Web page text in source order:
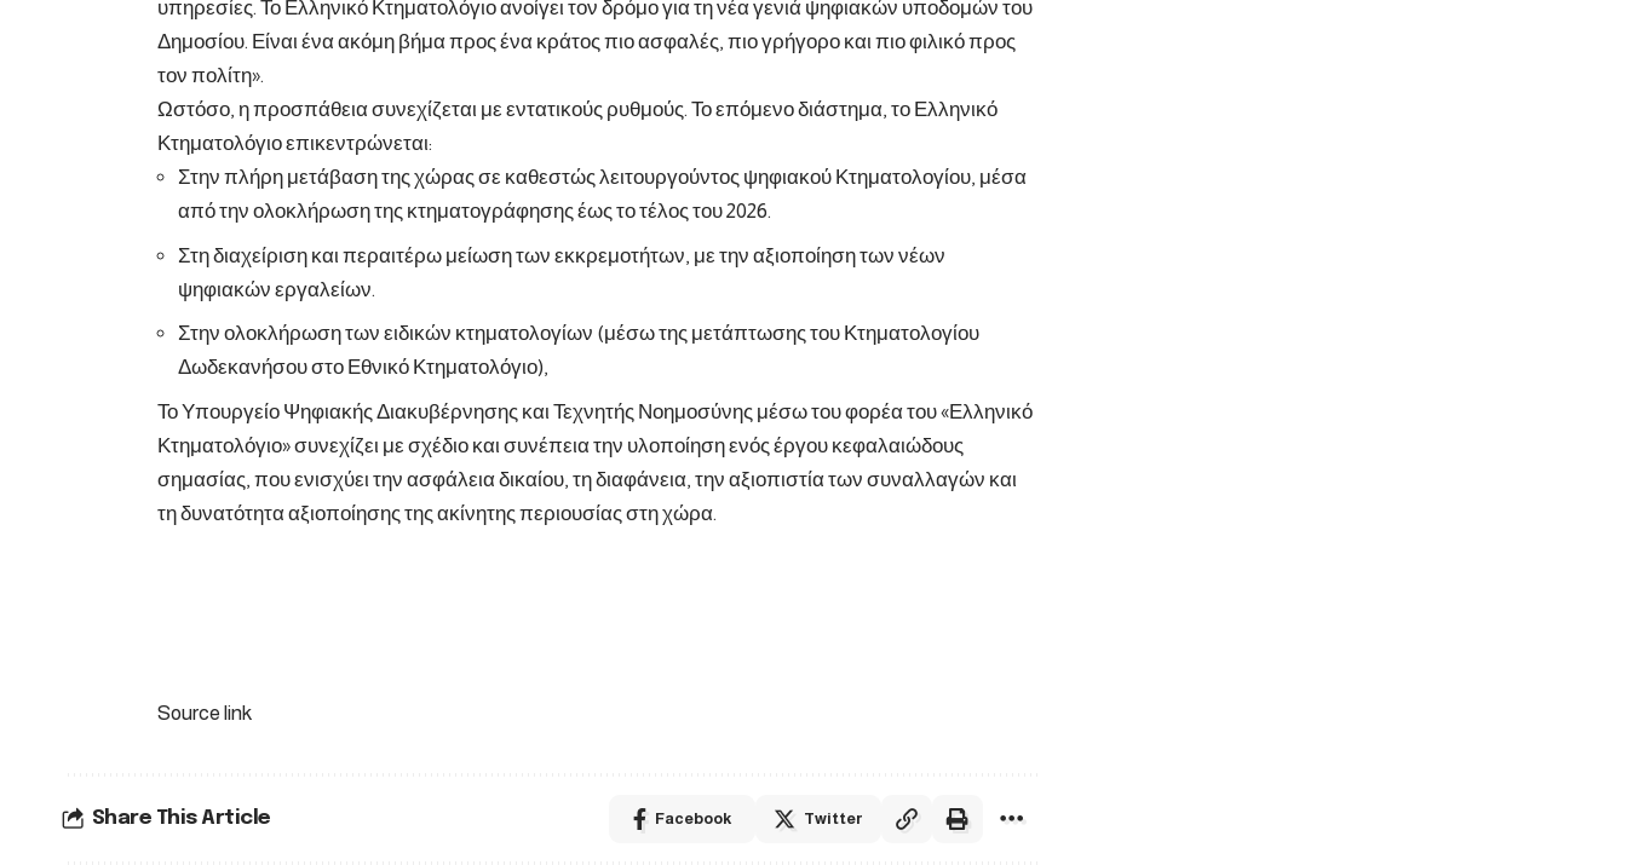
υπηρεσίες. Το Ελληνικό Κτηματολόγιο ανοίγει τον δρόμο για τη νέα γενιά ψηφιακών υποδομών του
Δημοσίου. Είναι ένα ακόμη βήμα προς ένα κράτος πιο ασφαλές, πιο γρήγορο και πιο φιλικό προς
τον πολίτη».
Ωστόσο, η προσπάθεια συνεχίζεται με εντατικούς ρυθμούς. Το επόμενο διάστημα, το Ελληνικό
Κτηματολόγιο επικεντρώνεται:
Στην πλήρη μετάβαση της χώρας σε καθεστώς λειτουργούντος ψηφιακού Κτηματολογίου, μέσα
από την ολοκλήρωση της κτηματογράφησης έως το τέλος του 2026.
Στη διαχείριση και περαιτέρω μείωση των εκκρεμοτήτων, με την αξιοποίηση των νέων
ψηφιακών εργαλείων.
Στην ολοκλήρωση των ειδικών κτηματολογίων (μέσω της μετάπτωσης του Κτηματολογίου
Δωδεκανήσου στο Εθνικό Κτηματολόγιο),
Το Υπουργείο Ψηφιακής Διακυβέρνησης και Τεχνητής Νοημοσύνης μέσω του φορέα του «Ελληνικό
Κτηματολόγιο» συνεχίζει με σχέδιο και συνέπεια την υλοποίηση ενός έργου κεφαλαιώδους
σημασίας, που ενισχύει την ασφάλεια δικαίου, τη διαφάνεια, την αξιοπιστία των συναλλαγών και
τη δυνατότητα αξιοποίησης της ακίνητης περιουσίας στη χώρα.
Source link
Share This Article Facebook Twitter